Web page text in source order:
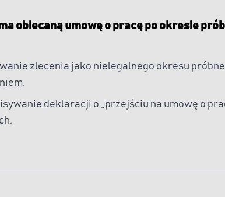
obiecaną umowę o pracę po okresie
zlecenia jako nielegalnego okresu
deklaracji o „przejściu na umowę o